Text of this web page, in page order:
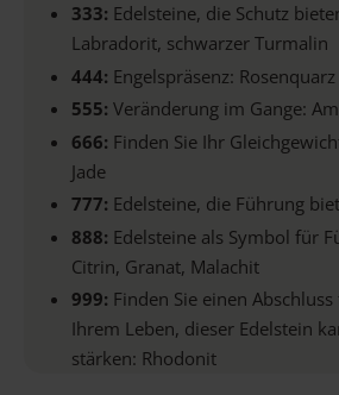
333: Edelsteine, die Schutz
Labradorit, schwarzer Turmalin
444: Engelspräsenz: Rosenquarz
555: Veränderung im Gange:
666: Finden Sie Ihr
Jade
777: Edelsteine, die Führung
888: Edelsteine als Symbol für
Citrin, Granat, Malachit
999: Finden Sie einen
Ihrem Leben, dieser Edelstein
stärken: Rhodonit